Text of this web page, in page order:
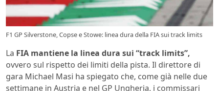
F1 GP Silverstone, Copse e Stowe: linea dura della FIA sui track limits
La FIA mantiene la linea dura sui “track limits”,
ovvero sul rispetto dei limiti della pista. Il direttore di
gara Michael Masi ha spiegato che, come già nelle due
settimane in Austria e nel GP Ungheria, i commissari